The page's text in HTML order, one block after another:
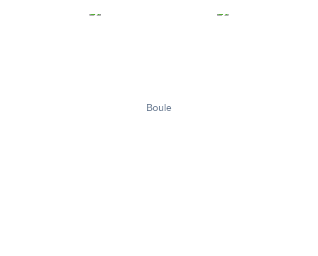
Boule